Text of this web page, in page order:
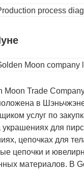
Moon Trade
в
услуг по
для
цепочках для
цепочки и
материалов. В